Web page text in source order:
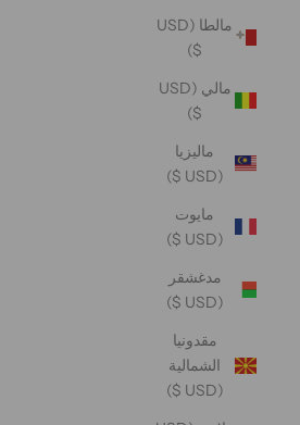
مالطا (USD
$)
مالي (USD
$)
ماليزيا
(USD $)
مايوت
(USD $)
مدغشقر
(USD $)
مقدونيا
الشمالية
(USD $)